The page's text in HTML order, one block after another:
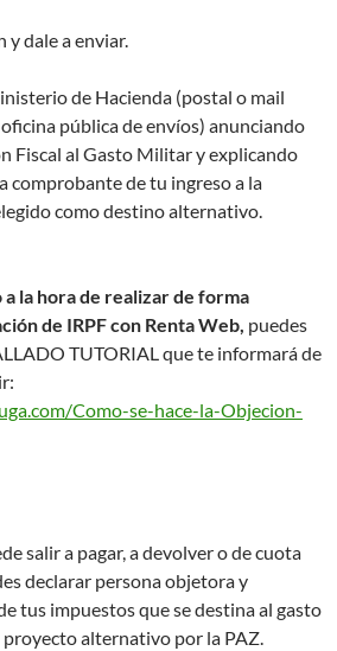
y dale a enviar.
de Hacienda (postal o mail
pública de envíos) anunciando
Fiscal al Gasto Militar y explicando
comprobante de tu ingreso a la
como destino alternativo.
a la hora de realizar de forma
de IRPF con Renta Web, puedes
TUTORIAL que te informará de
Como-se-hace-la-Objecion-
salir a pagar, a devolver o de cuota
declarar persona objetora y
tus impuestos que se destina al gasto
alternativo por la PAZ.